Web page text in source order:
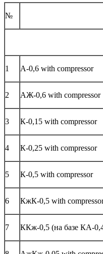
№
1 А-0,6 with compressor
2 АЖ-0,6 with compressor
3 К-0,15 with compressor
4 К-0,25 with compressor
5 К-0,5 with compressor
6 КжК-0,5 with
7 ККж-0,5 (на базе КА-